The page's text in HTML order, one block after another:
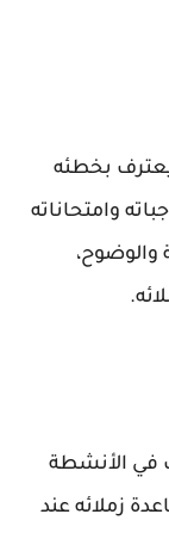
بخطئه
وامتحاناته
والوضوح،
في الأنشطة
زملائه عند